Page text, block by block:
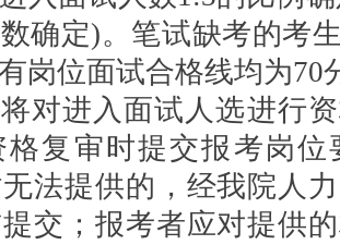
确定)。笔试缺考的考
岗位面试合格线均为70
对进入面试人选进行
格复审时提交报考岗
法提供的，经我院人
交；报考者应对提供